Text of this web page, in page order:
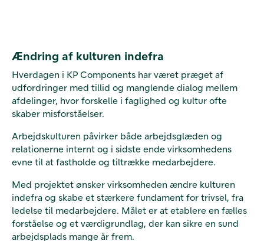
Ændring af kulturen indefra
Hverdagen i KP Components har været præget af
udfordringer med tillid og manglende dialog mellem
afdelinger, hvor forskelle i faglighed og kultur ofte
skaber misforståelser.
Arbejdskulturen påvirker både arbejdsglæden og
relationerne internt og i sidste ende virksomhedens
evne til at fastholde og tiltrække medarbejdere.
Med projektet ønsker virksomheden ændre kulturen
indefra og skabe et stærkere fundament for trivsel, fra
ledelse til medarbejdere. Målet er at etablere en fælles
forståelse og et værdigrundlag, der kan sikre en sund
arbejdsplads mange år frem.